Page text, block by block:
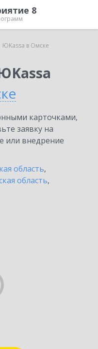
8
ЮKassa в Омске
карточками,
заявку на
или внедрение
область,
область,